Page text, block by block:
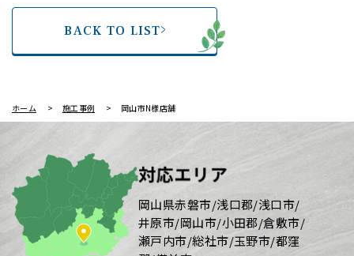
BACK TO LIST
ホーム 施工事例 岡山市N様店舗
対応エリア
岡山県赤磐市/浅口郡/浅口市/
井原市/岡山市/小田郡/倉敷市/
瀬戸内市/総社市/玉野市/都窪